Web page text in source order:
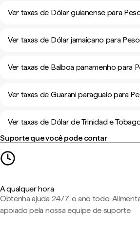
Ver taxas de Dólar guianense para
Ver taxas de Dólar jamaicano para
Ver taxas de Balboa panamenho para
Ver taxas de Guarani paraguaio para
Ver taxas de Dólar de Trinidad e
Suporte que você pode contar
A qualquer hora
Obtenha ajuda 24/7, o ano todo.
apoiado pela nossa equipe de suporte.